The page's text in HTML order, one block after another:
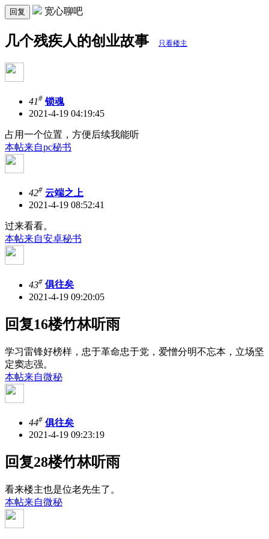
回复 宽心聊吧
几个残疾人的创业故事 只看楼主
41# 锁魂
2021-4-19 04:19:45
占用一个位置，方便后续我能听
本帖来自pc秘书
42# 云端之上
2021-4-19 08:52:41
过来看看。
本帖来自安卓秘书
43# 俱往矣
2021-4-19 09:20:05
回复16楼竹林听雨
学习雷锋好榜样，忠于革命忠于党，爱憎分明不忘本，立场坚
定窦志强。
本帖来自微秘
44# 俱往矣
2021-4-19 09:23:19
回复28楼竹林听雨
看来楼主也是位老先生了。
本帖来自微秘